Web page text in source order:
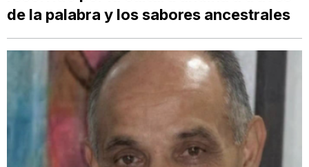
de la palabra y los sabores ancestrales